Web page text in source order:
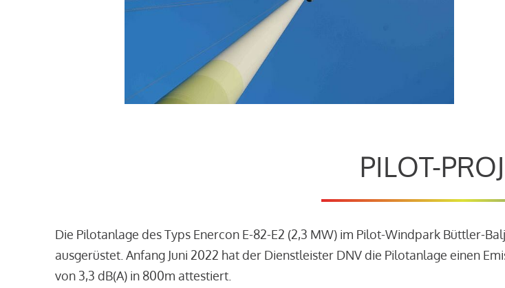
PILOT-
Die Pilotanlage des Typs Enercon E-82-E2 (2,3 MW) im Pilot-Windpark Büttler-
ausgerüstet. Anfang Juni 2022 hat der Dienstleister DNV die Pilotanlage einen
von 3,3 dB(A) in 800m attestiert.